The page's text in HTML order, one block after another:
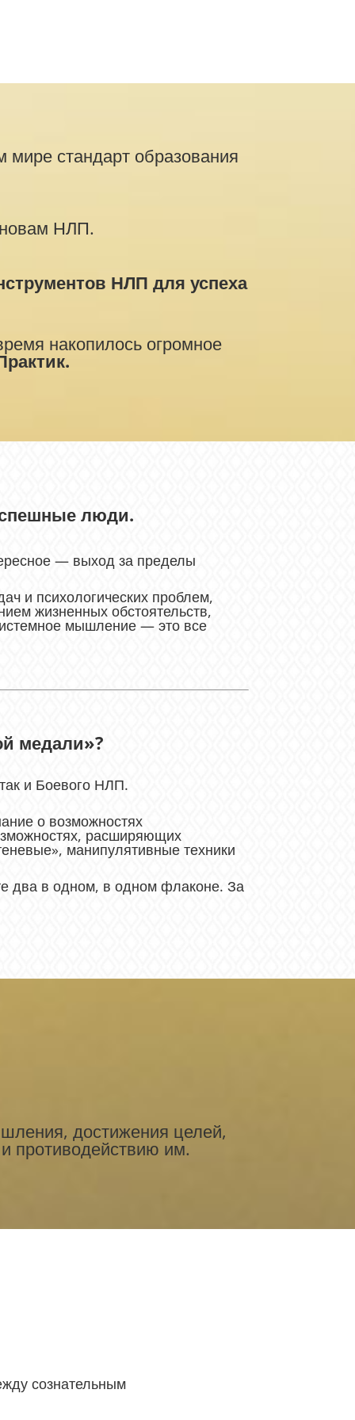
стандарт образования
НЛП.
НЛП для успеха
накопилось огромное
люди.
— выход за пределы
и психологических проблем,
жизненных обстоятельств,
мышление — это все
медали»?
и Боевого НЛП.
о возможностях
расширяющих
манипулятивные техники
два в одном, в одном флаконе. За
достижения целей,
противодействию им.
сознательным